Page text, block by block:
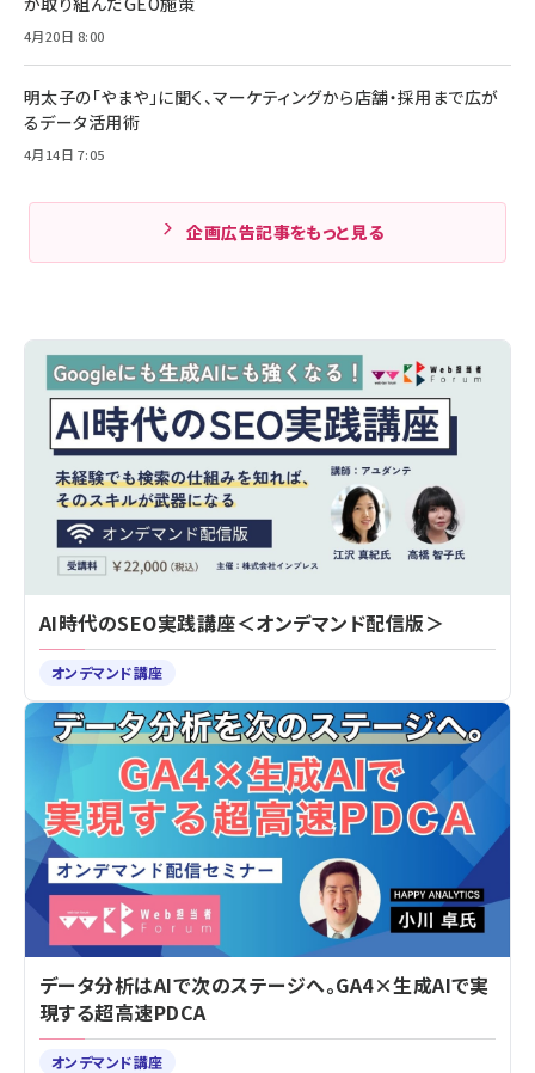
4月20日 8:00
明太子の「やまや」に聞く、マーケティングから店舗・採用まで広が
るデータ活用術
4月14日 7:05
企画広告記事をもっと見る
AI時代のSEO実践講座＜オンデマンド配信版＞
オンデマンド講座
データ分析はAIで次のステージへ。GA4×生成AIで実
現する超高速PDCA
オンデマンド講座